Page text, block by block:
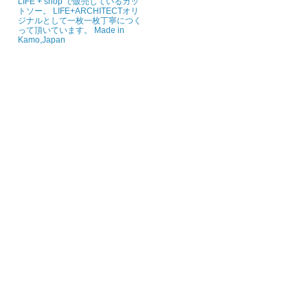
トソー。 LIFE+ARCHITECTオリ
ジナルとして一枚一枚丁寧につく
って頂いています。 Made in
Kamo,Japan